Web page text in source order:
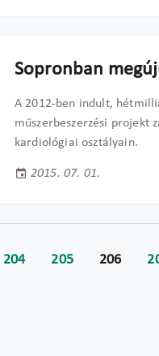
Sopronban
A 2012-ben indult,
műszerbeszerzési projekt
kardiológiai osztályain.
2015. 07. 01.
204 205 206